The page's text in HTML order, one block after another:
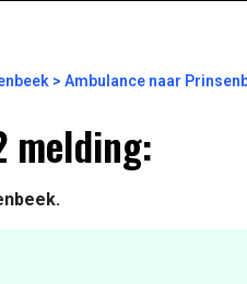
Ambulance naar
melding: